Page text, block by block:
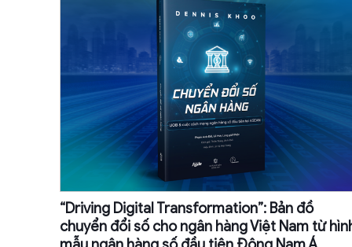
“Driving Digital Transformation”: Bản đồ
chuyển đổi số cho ngân hàng Việt Nam từ